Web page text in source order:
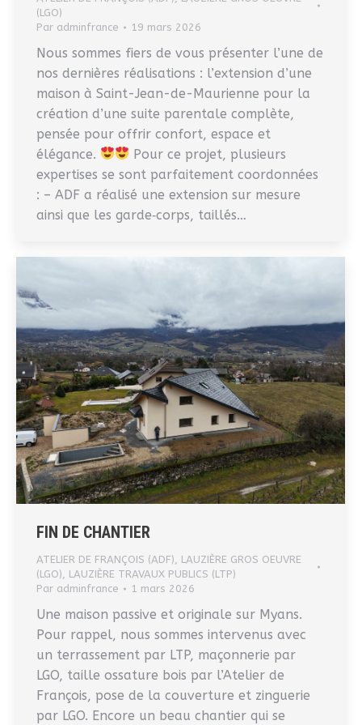
(LGO)
Par adminfrance 19 mars 2026
Nous sommes fiers de vous présenter l’une de
nos dernières réalisations : l’extension d’une
maison à Saint-Jean-de-Maurienne pour la
création d’une suite parentale complète,
pensée pour offrir confort, espace et
élégance.
Pour ce projet, plusieurs
expertises se sont parfaitement coordonnées
: – ADF a réalisé une extension sur mesure
ainsi que les garde‑corps, taillés…
FIN DE CHANTIER
ATELIER DE FRANÇOIS (ADF), LAUZIÈRE GROS OEUVRE
(LGO), LAUZIÈRE TRAVAUX PUBLICS (LTP)
Par adminfrance 1 mars 2026
Une maison passive et originale sur Myans.
Pour rappel, nous sommes intervenus avec
un terrassement par LTP, maçonnerie par
LGO, taille ossature bois par l’Atelier de
François, pose de la couverture et zinguerie
par LGO. Encore un beau chantier qui se